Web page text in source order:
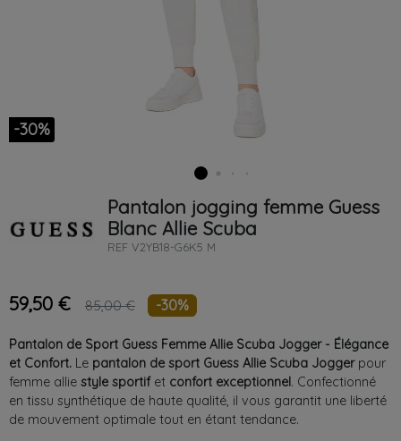
-30%
Pantalon jogging femme Guess
Blanc Allie Scuba
REF V2YB18-G6K5 M
59,50 € 85,00 € -30%
Pantalon de Sport Guess Femme Allie Scuba Jogger - Élégance
et Confort. Le pantalon de sport Guess Allie Scuba Joggerpour
femme allie style sportifet confort exceptionnel . Confectionné
en tissu synthétique de haute qualité, il vous garantit une liberté
de mouvement optimale tout en étant tendance.